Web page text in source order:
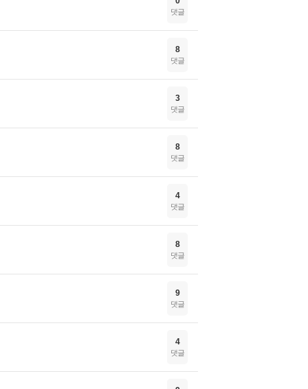
댓글
8
댓글
3
댓글
8
댓글
4
댓글
8
댓글
9
댓글
4
댓글